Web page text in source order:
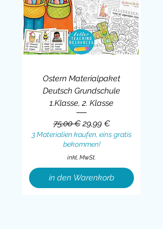
Ostern Materialpaket
Deutsch Grundschule
1.Klasse, 2. Klasse
Standardpreis
75,00 € Sale-Preis
29,99 €
3 Materialien kaufen, eins gratis
bekommen!
inkl. MwSt.
in den Warenkorb